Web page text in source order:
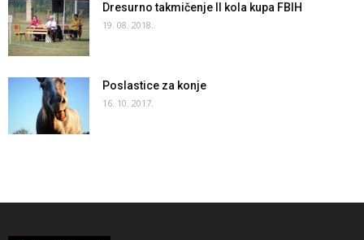
Dresurno takmičenje II kola kupa FBIH
19. 08. 2018.
Poslastice za konje
16. 10. 2017.